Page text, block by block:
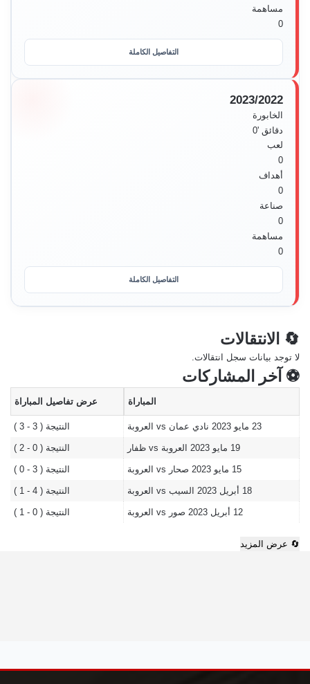
مساهمة
0
التفاصيل الكاملة
2023/2022
الخابورة
دقائق '0
لعب
0
أهداف
0
صناعة
0
مساهمة
0
التفاصيل الكاملة
🔄 الانتقالات
لا توجد بيانات سجل انتقالات.
⚽ آخر المشاركات
المباراة عرض تفاصيل المباراة
23 مايو 2023 نادي عمان vs العروبة النتيجة ( 3 - 3 )
19 مايو 2023 العروبة vs ظفار النتيجة ( 0 - 2 )
15 مايو 2023 صحار vs العروبة النتيجة ( 3 - 0 )
18 أبريل 2023 السيب vs العروبة النتيجة ( 4 - 1 )
12 أبريل 2023 صور vs العروبة النتيجة ( 0 - 1 )
🔄 عرض المزيد